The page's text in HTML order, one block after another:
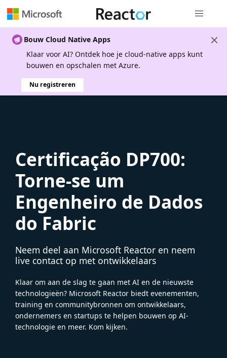
Bouw Cloud Native Apps
Klaar voor AI? Ontdek hoe je cloud-native apps kunt
bouwen en opschalen met Azure.
Nu registreren
Certificação DP700:
Torne-se um
Engenheiro de Dados
do Fabric
Neem deel aan Microsoft Reactor en neem
live contact op met ontwikkelaars
Klaar om aan de slag te gaan met AI en de nieuwste
technologieën? Microsoft Reactor biedt evenementen,
training en communitybronnen om ontwikkelaars,
ondernemers en startups te helpen bouwen op AI-
technologie en meer. Kom kijken.